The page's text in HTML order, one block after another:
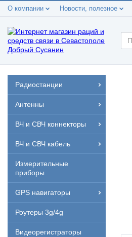
О компании Новости, полезное
Радиостанции
Антенны
ВЧ и СВЧ коннекторы
ВЧ и СВЧ кабель
Измерительные
приборы
GPS навигаторы
Роутеры 3g/4g
Видеорегистраторы